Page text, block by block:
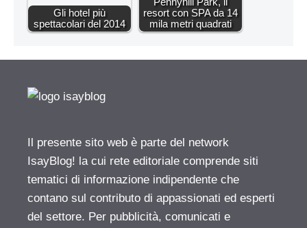
Gli hotel più
spettacolari del 2014
resort con SPA da 14
mila metri quadrati
Il presente sito web è parte del network
IsayBlog! la cui rete editoriale comprende siti
tematici di informazione indipendente che
contano sul contributo di appassionati ed esperti
del settore. Per pubblicità, comunicati e